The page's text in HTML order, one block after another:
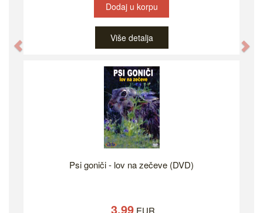
Dodaj u korpu
Više detalja
Psi goniči - lov na zečeve (DVD)
3.99